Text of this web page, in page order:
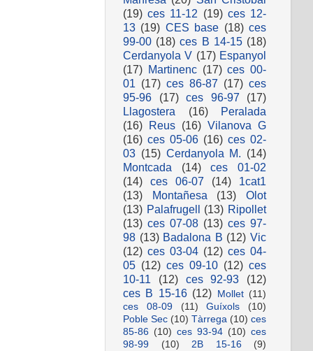
(19) ces 11-12 (19) ces 12-
13 (19) CES base (18) ces
99-00 (18) ces B 14-15 (18)
Cerdanyola V (17) Espanyol
(17) Martinenc (17) ces 00-
01 (17) ces 86-87 (17) ces
95-96
(17) ces 96-97
(17)
Llagostera
(16)
Peralada
(16) Reus (16) Vilanova G
(16) ces 05-06 (16) ces 02-
03 (15) Cerdanyola M. (14)
Montcada
(14)
ces 01-02
(14)
ces 06-07 (14)
1cat1
(13)
Montañesa (13)
Olot
(13) Palafrugell (13) Ripollet
(13) ces 07-08 (13) ces 97-
98 (13) Badalona B (12) Vic
(12) ces 03-04 (12) ces 04-
05 (12) ces 09-10 (12) ces
10-11
(12) ces 92-93
(12)
ces B 15-16 (12) Mollet (11)
ces 08-09
(11) Guíxols
(10)
Poble Sec (10) Tàrrega (10) ces
85-86 (10) ces 93-94 (10) ces
98-99
(10) 2B 15-16
(9)